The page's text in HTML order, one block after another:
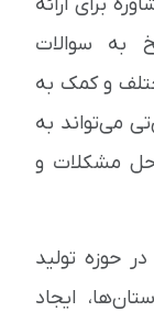
به سوالات
و کمک به
می‌تواند به
حل مشکلات و
حوزه تولید
ایجاد